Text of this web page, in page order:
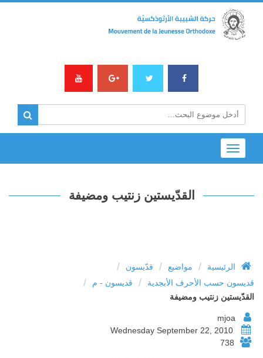
Toggle
navigation
القدّيستين زنتيب ومضيفة
الرئيسية / مواضيع / قدّيسون /
قديسون حسب الأحرف الأبجدية / قديسون - م /
القدّيستين زنتيب ومضيفة
738